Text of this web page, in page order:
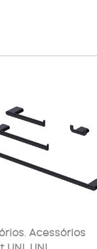
,Acessórios